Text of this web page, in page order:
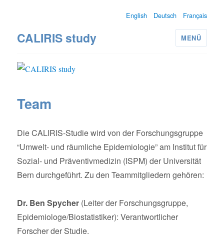
English Deutsch Français
CALIRIS study MENÜ
Team
Die CALIRIS-Studie wird von der Forschungsgruppe
“Umwelt- und räumliche Epidemiologie” am Institut für
Sozial- und Präventivmedizin (ISPM) der Universität
Bern durchgeführt. Zu den Teammitgliedern gehören:
Dr. Ben Spycher (Leiter der Forschungsgruppe,
Epidemiologe/Biostatistiker): Verantwortlicher
Forscher der Studie.